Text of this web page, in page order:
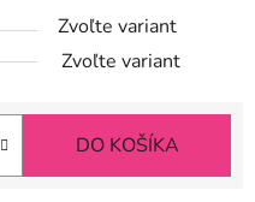
Zvoľte variant
Zvoľte variant
DO KOŠÍKA